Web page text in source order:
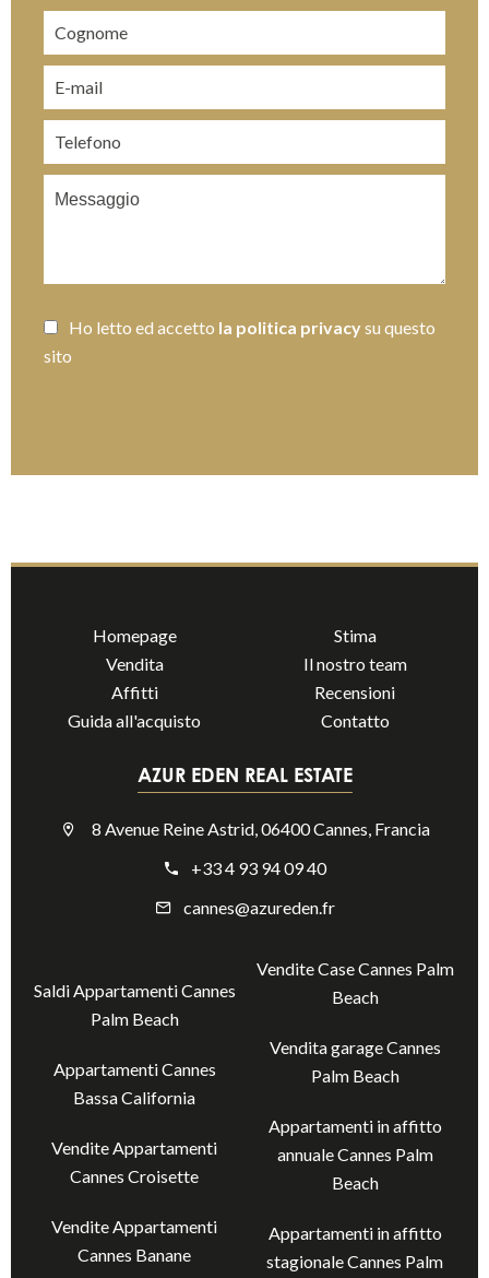
Ho letto ed accetto la politica privacysu questo
sito
Homepage
Vendita
Affitti
Guida all'acquisto
Stima
Il nostro team
Recensioni
Contatto
AZUR EDEN REAL ESTATE
8 Avenue Reine Astrid, 06400 Cannes, Francia
+33 4 93 94 09 40
cannes@azureden.fr
Saldi Appartamenti Cannes
Palm Beach
Appartamenti Cannes
Bassa California
Vendite Appartamenti
Cannes Croisette
Vendite Appartamenti
Cannes Banane
Vendite Case Cannes Palm
Beach
Vendita garage Cannes
Palm Beach
Appartamenti in affitto
annuale Cannes Palm
Beach
Appartamenti in affitto
stagionale Cannes Palm